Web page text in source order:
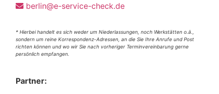
berlin@e-service-check.de
* Hierbei handelt es sich weder um Niederlassungen, noch Werkstätten o.ä.,
sondern um reine Korrespondenz-Adressen, an die Sie Ihre Anrufe und Post
richten können und wo wir Sie nach vorheriger Terminvereinbarung gerne
persönlich empfangen.
Partner: